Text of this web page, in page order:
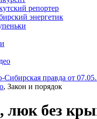
репортер
энергетик
Сибирская правда от
, Закон и порядок
люк без